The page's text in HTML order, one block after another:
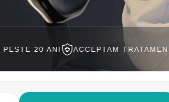
ACCEPTAM TRATAMENT IN RATE